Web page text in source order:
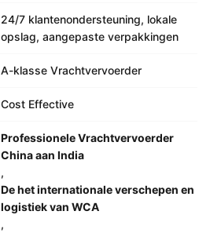
24/7 klantenondersteuning, lokale
opslag, aangepaste verpakkingen
A-klasse Vrachtvervoerder
Cost Effective
Professionele Vrachtvervoerder
China aan India
,
De het internationale verschepen en
logistiek van WCA
,